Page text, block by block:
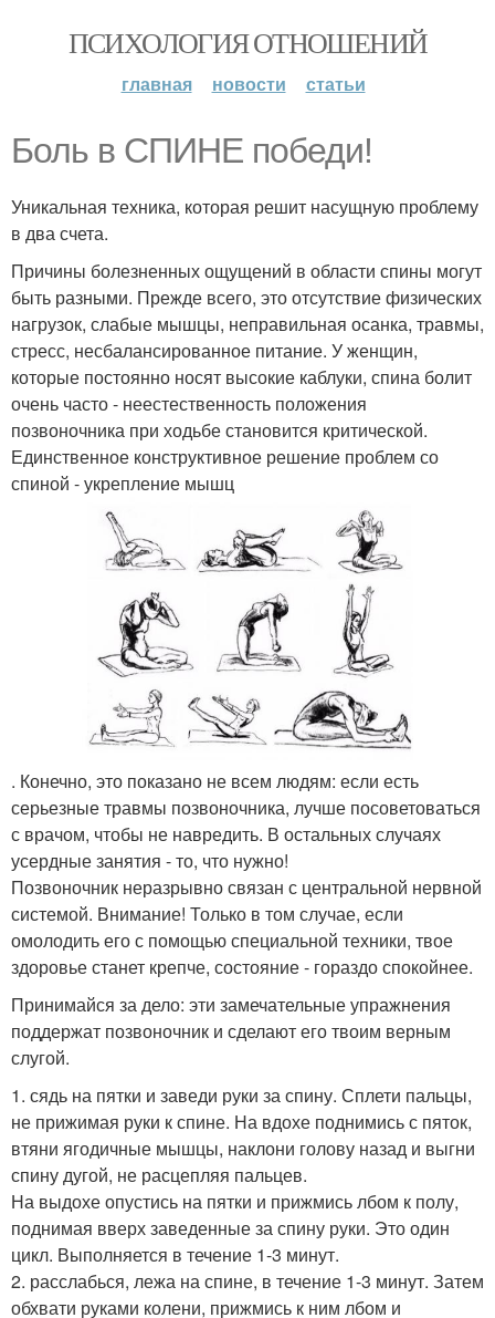
ПСИХОЛОГИЯ ОТНОШЕНИЙ
главная новости статьи
Боль в СПИНЕ победи!
Уникальная техника, которая решит насущную проблему
в два счета.
Причины болезненных ощущений в области спины могут
быть разными. Прежде всего, это отсутствие физических
нагрузок, слабые мышцы, неправильная осанка, травмы,
стресс, несбалансированное питание. У женщин,
которые постоянно носят высокие каблуки, спина болит
очень часто - неестественность положения
позвоночника при ходьбе становится критической.
Единственное конструктивное решение проблем со
спиной - укрепление мышц
. Конечно, это показано не всем людям: если есть
серьезные травмы позвоночника, лучше посоветоваться
с врачом, чтобы не навредить. В остальных случаях
усердные занятия - то, что нужно!
Позвоночник неразрывно связан с центральной нервной
системой. Внимание! Только в том случае, если
омолодить его с помощью специальной техники, твое
здоровье станет крепче, состояние - гораздо спокойнее.
Принимайся за дело: эти замечательные упражнения
поддержат позвоночник и сделают его твоим верным
слугой.
1. сядь на пятки и заведи руки за спину. Сплети пальцы,
не прижимая руки к спине. На вдохе поднимись с пяток,
втяни ягодичные мышцы, наклони голову назад и выгни
спину дугой, не расцепляя пальцев.
На выдохе опустись на пятки и прижмись лбом к полу,
поднимая вверх заведенные за спину руки. Это один
цикл. Выполняется в течение 1-3 минут.
2. расслабься, лежа на спине, в течение 1-3 минут. Затем
обхвати руками колени, прижмись к ним лбом и